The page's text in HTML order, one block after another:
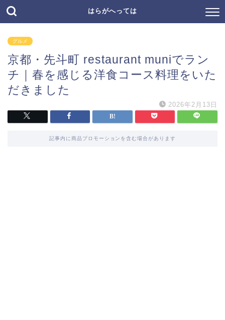
はらがへっては
グルメ
京都・先斗町 restaurant muniでラン
チ｜春を感じる洋食コース料理をいた
だきました
2026年2月13日
記事内に商品プロモーションを含む場合があります